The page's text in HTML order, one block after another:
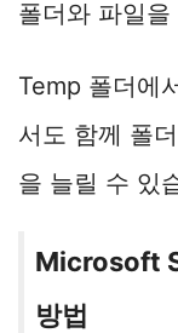
폴더와 파일
Temp 폴더에
서도 함께 폴
을 늘릴 수 있
Microsoft
방법